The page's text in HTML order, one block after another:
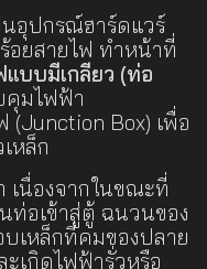
นอุปกรณ์ฮาร์ดแวร์
ยสายไฟ ทำหน้าที่
บบมีเกลียว (ท่อ
คุมไฟฟ้า
(Junction Box) เพื่อ
หล็ก
นื่องจากในขณะที่
ท่อเข้าสู่ตู้ ฉนวนของ
เหล็กที่คมของปลาย
เกิดไฟฟ้ารั่วหรือ